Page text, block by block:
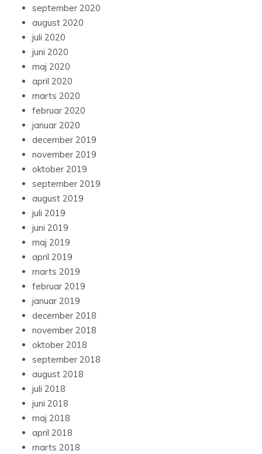
september 2020
august 2020
juli 2020
juni 2020
maj 2020
april 2020
marts 2020
februar 2020
januar 2020
december 2019
november 2019
oktober 2019
september 2019
august 2019
juli 2019
juni 2019
maj 2019
april 2019
marts 2019
februar 2019
januar 2019
december 2018
november 2018
oktober 2018
september 2018
august 2018
juli 2018
juni 2018
maj 2018
april 2018
marts 2018